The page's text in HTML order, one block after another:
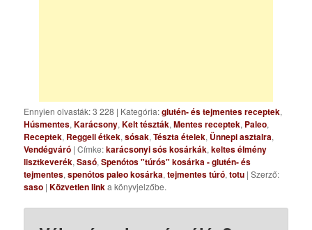
Ennyien olvasták: 3 228 | Kategória:glutén- és tejmentes receptek,
Húsmentes,Karácsony,Kelt tészták,Mentes receptek, Paleo,
Receptek, Reggeli étkek,sósak,Tészta ételek, Ünnepi asztalra,
Vendégváró | Címke:karácsonyi sós kosárkák,keltes élmény
lisztkeverék,Sasó,Spenótos "túrós" kosárka - glutén- és
tejmentes,spenótos paleo kosárka,tejmentes túró,totu | Szerző:
saso |Közvetlen linka könyvjelzőbe.